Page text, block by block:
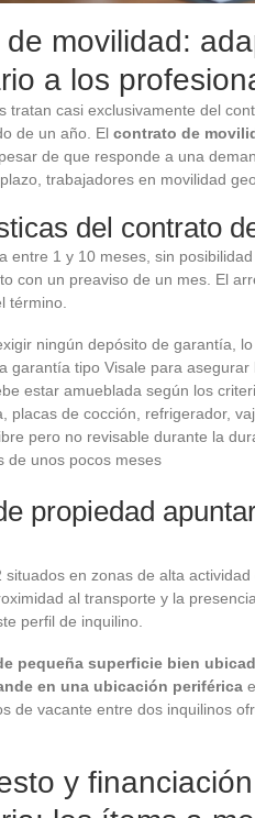
movilidad:
a los
tratan casi exclusivamente del
de un año. El contrato de
de que responde a una
trabajadores en movilidad
del contrato
entre 1 y 10 meses, sin
con un preaviso de un mes. El
término.
ningún depósito de garantía,
garantía tipo Visale para asegurar
estar amueblada según los
placas de cocción, refrigerador,
pero no revisable durante la
de unos pocos meses
propiedad
situados en zonas de alta
al transporte y la
perfil de inquilino.
pequeña superficie bien
en una ubicación periférica
de vacante entre dos inquilinos
y